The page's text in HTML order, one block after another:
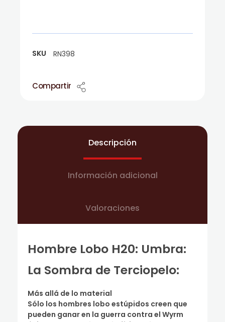
Compartir
SKU RN398
Descripción
Información adicional
Valoraciones
Hombre Lobo H20: Umbra:
La Sombra de Terciopelo:
Más allá de lo material
Sólo los hombres lobo estúpidos creen que
pueden ganar en la guerra contra el Wyrm